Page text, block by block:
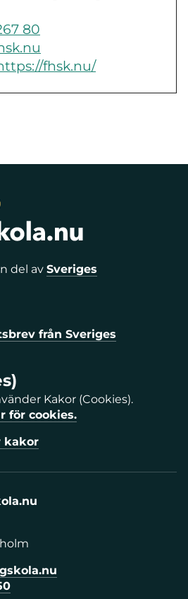
80
fhsk.nu/
del av Sveriges
från Sveriges
Kakor (Cookies).
för cookies.
kakor